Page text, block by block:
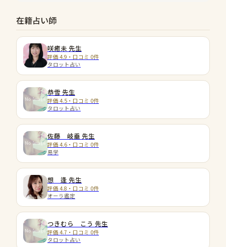
在籍占い師
咲癒未 先生
評価 4.9・口コミ 0件
タロット占い
恭雪 先生
評価 4.5・口コミ 0件
タロット占い
佐藤 岐垂 先生
評価 4.6・口コミ 0件
易学
想 逢 先生
評価 4.8・口コミ 0件
オーラ鑑定
つきむら こう 先生
評価 4.7・口コミ 0件
タロット占い